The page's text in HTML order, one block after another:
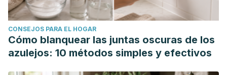
CONSEJOS PARA EL HOGAR
Cómo blanquear las juntas oscuras de los
azulejos: 10 métodos simples y efectivos